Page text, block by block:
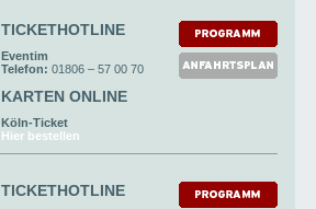
TICKETHOTLINE
Eventim
Telefon: 01806 – 57 00 70
KARTEN ONLINE
Köln-Ticket
Hier bestellen
TICKETHOTLINE